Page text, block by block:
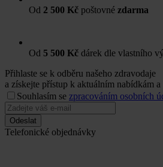
Od 2 500 Kč poštovné zdarma
Od 5 500 Kč dárek dle vlastního
Přihlaste se k odběru našeho zdravodaje
a získejte přístup k aktuálním nabídkám a
Souhlasím se zpracováním osobních
Odeslat
Telefonické objednávky